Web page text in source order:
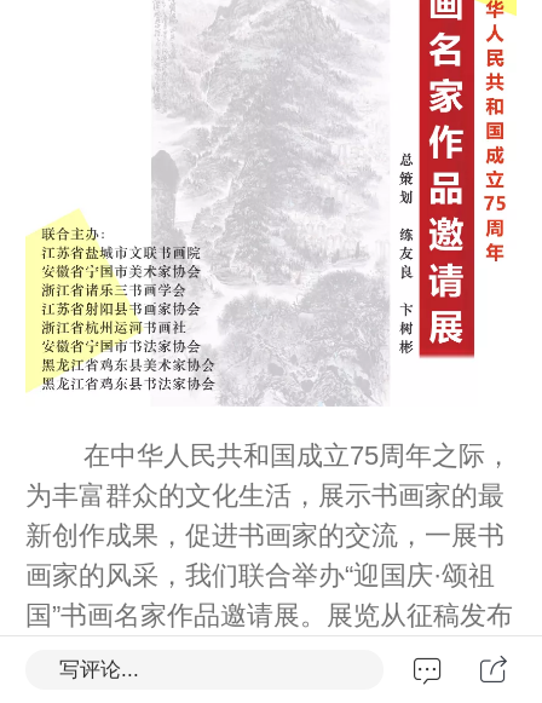
在中华人民共和国成立75周年之际，
为丰富群众的文化生活，展示书画家的最
新创作成果，促进书画家的交流，一展书
画家的风采，我们联合举办“迎国庆·颂祖
国”书画名家作品邀请展。展览从征稿发布
之日起，各组织广大书画家积极创作，用
优秀的书画作品为国庆添上浓重的一笔。
写评论...